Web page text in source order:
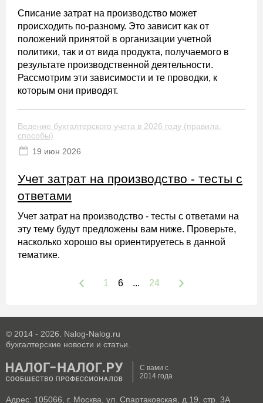
Списание затрат на производство может
происходить по-разному. Это зависит как от
положений принятой в организации учетной
политики, так и от вида продукта, получаемого в
результате производственной деятельности.
Рассмотрим эти зависимости и те проводки, к
которым они приводят.
Ведение бухгалтерского учета в 2026 году (правила,
способы)
19 июн 2026
Учет затрат на производство - тесты с
ответами
Учет затрат на производство - тесты с ответами на
эту тему будут предложены вам ниже. Проверьте,
насколько хорошо вы ориентируетесь в данной
тематике.
1 6 ... 24
© 2014 - 2026. Nalog-Nalog.ru
бухгалтерские новости и статьи.
С вами с
2014 года
Адрес: 105066, г. Москва, ул. Спартаковская, д.19, стр. 3А